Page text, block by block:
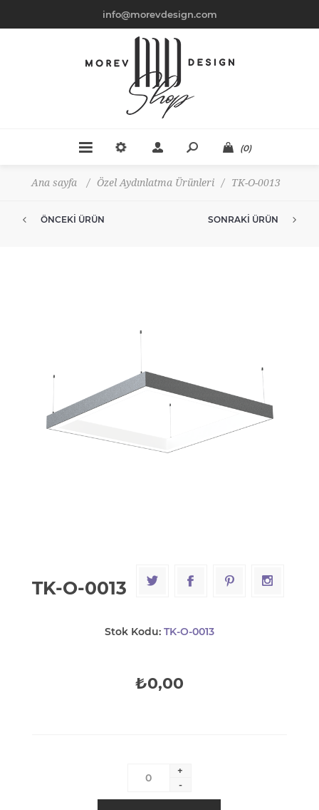
info@morevdesign.com
(0)
Ana sayfa / Özel Aydınlatma Ürünleri / TK-O-0013
ÖNCEKI ÜRÜN SONRAKI ÜRÜN
TK-O-0013
Stok Kodu: TK-O-0013
₺0,00
+
-